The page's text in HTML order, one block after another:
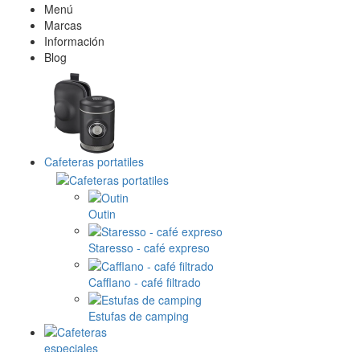
Menú
Marcas
Información
Blog
Cafeteras portatiles
Outin
Staresso - café expreso
Cafflano - café filtrado
Estufas de camping